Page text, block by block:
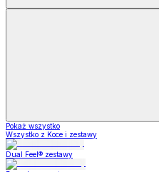
Pokaż wszystko
Wszystko z Koce i zestawy
Dual Feel® zestawy